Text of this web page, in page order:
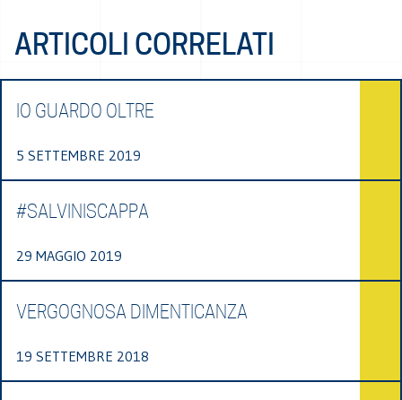
ARTICOLI CORRELATI
IO GUARDO OLTRE
5 SETTEMBRE 2019
#SALVINISCAPPA
29 MAGGIO 2019
VERGOGNOSA DIMENTICANZA
19 SETTEMBRE 2018